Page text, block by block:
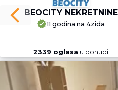
BEOCITY NEKRETNINE
11 godina na 4zida
2339 oglasa u ponudi
Previous slide